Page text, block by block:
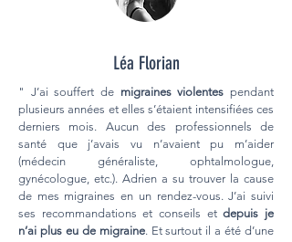
Léa Florian
" J’ai souffert de migraines violentes pendant
plusieurs années et elles s’étaient intensifiées ces
derniers mois. Aucun des professionnels de
santé que j’avais vu n’avaient pu m’aider
(médecin généraliste, ophtalmologue,
gynécologue, etc.). Adrien a su trouver la cause
de mes migraines en un rendez-vous. J’ai suivi
ses recommandations et conseils etdepuis je
n’ai plus eu de migraine. Et surtout il a été d’une